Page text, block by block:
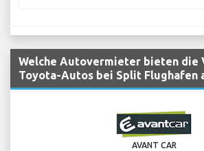
Welche Autovermieter bieten die
Toyota-Autos bei Split Flughafen
AVANT CAR